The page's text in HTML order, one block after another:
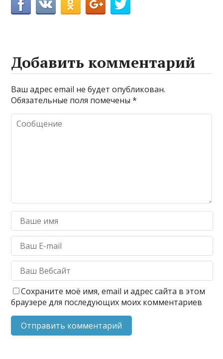
Добавить комментарий
Ваш адрес email не будет опубликован.
Обязательные поля помечены*
Сохраните моё имя, email и адрес сайта в этом
браузере для последующих моих комментариев